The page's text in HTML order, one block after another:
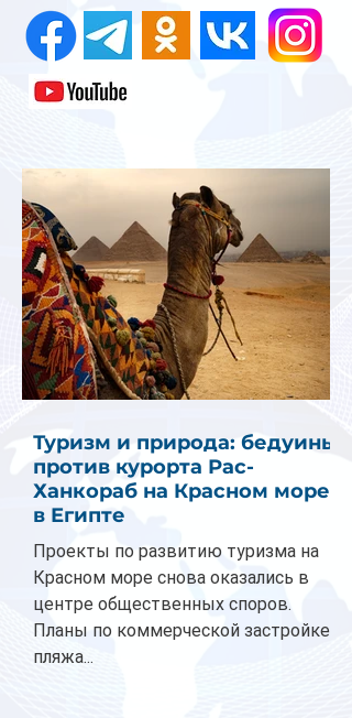
Туризм и природа: бедуины
против курорта Рас-
Ханкораб на Красном море
в Египте
Проекты по развитию туризма на
Красном море снова оказались в
центре общественных споров.
Планы по коммерческой застройке
пляжа...